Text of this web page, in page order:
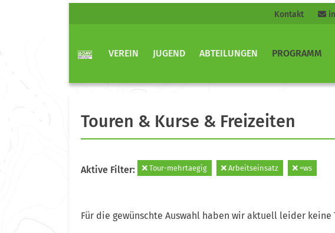
Kontakt
VEREIN JUGEND ABTEILUNGEN PROGRAMM
Touren & Kurse & Freizeiten
Aktive Filter: Tour-mehrtaegig Arbeitseinsatz =ws
Für die gewünschte Auswahl haben wir aktuell leider keine